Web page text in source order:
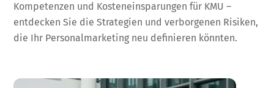
Kompetenzen und Kosteneinsparungen für KMU –
entdecken Sie die Strategien und verborgenen Risiken,
die Ihr Personalmarketing neu definieren könnten.